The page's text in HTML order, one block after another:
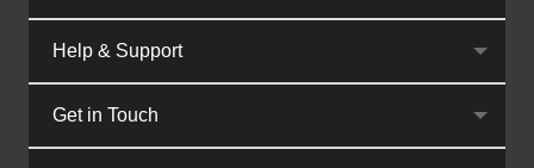
Help & Support
Get in Touch